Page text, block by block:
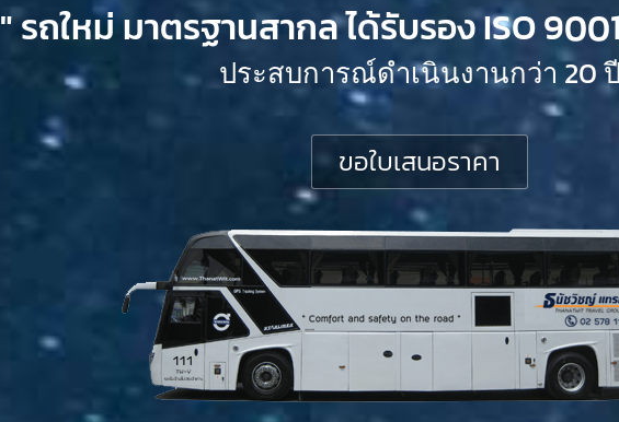
" รถใหม่ มาตรฐานสากล ได้รับรอง ISO
ประสบการณ์ดำเนินงานกว่า 20 ปี
ขอใบเสนอราคา